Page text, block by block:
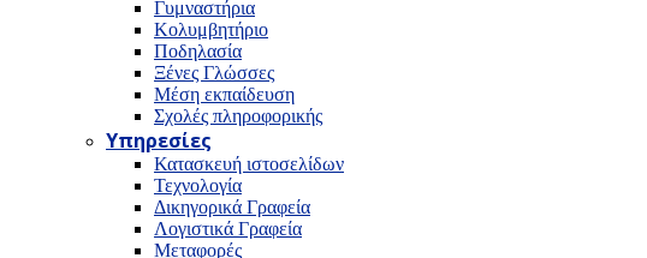
Γυμναστήρια
Κολυμβητήριο
Ποδηλασία
Ξένες Γλώσσες
Μέση εκπαίδευση
Σχολές πληροφορικής
Υπηρεσίες
Κατασκευή ιστοσελίδων
Τεχνολογία
Δικηγορικά Γραφεία
Λογιστικά Γραφεία
Μεταφορές